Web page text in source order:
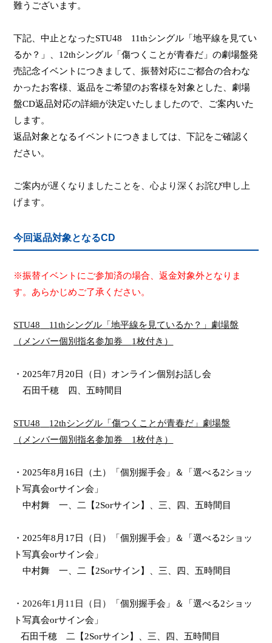
難うございます。
下記、中止となったSTU48 11thシングル「地平線を見てい
るか？」、 12thシングル「傷つくことが青春だ」の劇場盤発
売記念イベントにつきまして、振替対応にご都合の合わな
かったお客様、返品をご希望のお客様を対象とした、劇場
盤CD返品対応の詳細が決定いたしましたので、ご案内いた
します。
返品対象となるイベントにつきましては、下記をご確認く
ださい。
ご案内が遅くなりましたことを、心より深くお詫び申し上
げます。
今回返品対象となるCD
※振替イベントにご参加済の場合、返金対象外となりま
す。あらかじめご了承ください。
STU48 11thシングル「地平線を見ているか？」劇場盤
（メンバー個別指名参加券 1枚付き）
・ 2025年7 月 20 日（日） オンライン個別お話し会
石田千穂 四、五時間目
STU48 12thシングル「傷つくことが青春だ」劇場盤
（メンバー個別指名参加券 1枚付き）
・ 2025年8 月 16 日（土）「個別握手会」＆「選べる2ショッ
ト写真会orサイン会」
中村舞 一、二【 2Sorサイン】、三、四、五時間目
・ 2025年8 月 17 日（日）「個別握手会」＆「選べる2ショッ
ト写真会orサイン会」
中村舞 一、二【 2Sorサイン】、三、四、五時間目
・ 2026年1 月 11 日（日） 「個別握手会」＆「選べる2ショッ
ト写真会orサイン会」
石田千穂 二【 2Sorサイン】、三、四、五時間目